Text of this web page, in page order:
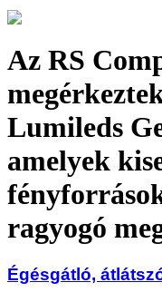
Az RS
Lumileds
amelyek
ragyogó
Égésgátló,